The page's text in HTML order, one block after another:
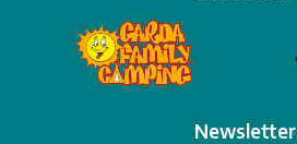
Newsletter